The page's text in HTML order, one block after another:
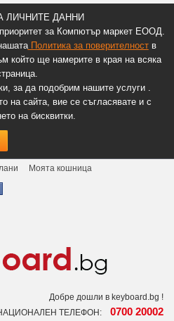
ЛИЧНИТЕ ДАННИ
за Компютър маркет ЕООД.
Политика за поверителноств
който ще намерите в края на всяка
за да подобрим нашите услуги .
на сайта, вие се съгласявате и с
на бисквитки.
Моята кошница
Добре дошли в keyboard.bg !
ТЕЛЕФОН: 0700 20002